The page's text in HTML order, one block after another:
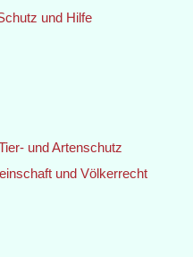
und Hilfe
und Artenschutz
und Völkerrecht